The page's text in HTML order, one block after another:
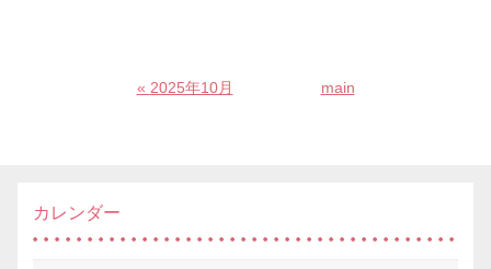
« 2025年10月 main
カレンダー